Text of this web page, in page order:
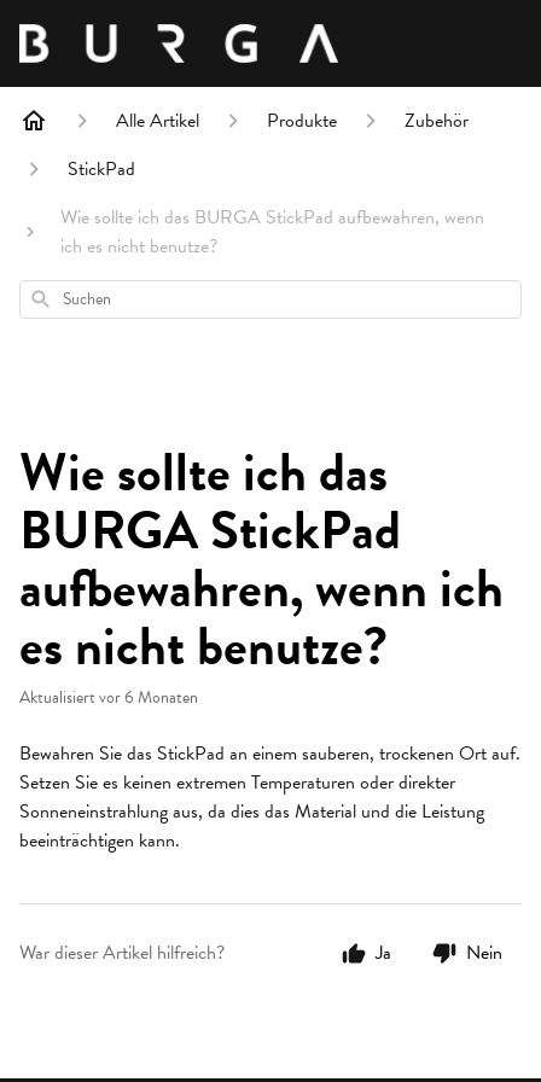
Alle Artikel Produkte
Zubehör
StickPad
Wie sollte ich das BURGA StickPad aufbewahren, wenn
ich es nicht benutze?
Suchen
Wie sollte ich das
BURGA StickPad
aufbewahren, wenn ich
es nicht benutze?
Aktualisiertvor 6 Monaten
Bewahren Sie das StickPad an einem sauberen, trockenen Ort auf.
Setzen Sie es keinen extremen Temperaturen oder direkter
Sonneneinstrahlung aus, da dies das Material und die Leistung
beeinträchtigen kann.
War dieser Artikel hilfreich? Ja Nein